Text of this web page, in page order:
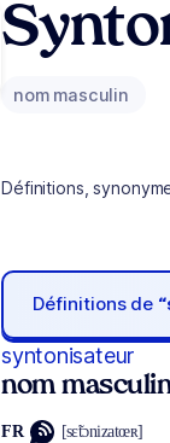
nom masculin
Définitions,
Définitions de
syntonisateur
nom
FR [sɛ̃tɔnizatœʀ]